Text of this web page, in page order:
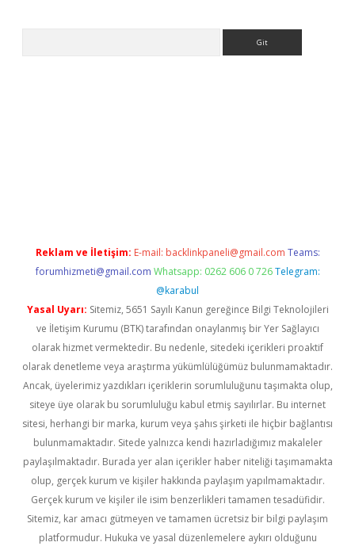
Reklam ve İletişim: E-mail: backlinkpaneli@gmail.com Teams:
forumhizmeti@gmail.com Whatsapp: 0262 606 0 726 Telegram:
@karabul
Yasal Uyarı: Sitemiz, 5651 Sayılı Kanun gereğince Bilgi Teknolojileri
ve İletişim Kurumu (BTK) tarafından onaylanmış bir Yer Sağlayıcı
olarak hizmet vermektedir. Bu nedenle, sitedeki içerikleri proaktif
olarak denetleme veya araştırma yükümlülüğümüz bulunmamaktadır.
Ancak, üyelerimiz yazdıkları içeriklerin sorumluluğunu taşımakta olup,
siteye üye olarak bu sorumluluğu kabul etmiş sayılırlar. Bu internet
sitesi, herhangi bir marka, kurum veya şahıs şirketi ile hiçbir bağlantısı
bulunmamaktadır. Sitede yalnızca kendi hazırladığımız makaleler
paylaşılmaktadır. Burada yer alan içerikler haber niteliği taşımamakta
olup, gerçek kurum ve kişiler hakkında paylaşım yapılmamaktadır.
Gerçek kurum ve kişiler ile isim benzerlikleri tamamen tesadüfidir.
Sitemiz, kar amacı gütmeyen ve tamamen ücretsiz bir bilgi paylaşım
platformudur. Hukuka ve yasal düzenlemelere aykırı olduğunu